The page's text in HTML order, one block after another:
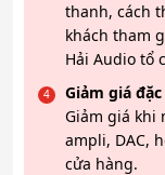
thanh, cách
khách tham
Hải Audio tổ
Giảm giá
Giảm giá khi
ampli, DAC,
cửa hàng.